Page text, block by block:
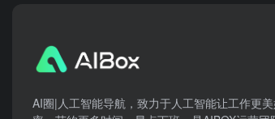
AI圈|人工智能导航，致力于人工智能让工作更